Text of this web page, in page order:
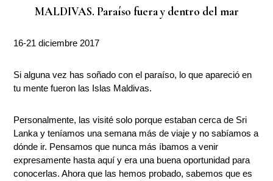
MALDIVAS. Paraíso fuera y dentro del mar
16-21 diciembre 2017
Si alguna vez has soñado con el paraíso, lo que apareció en
tu mente fueron las Islas Maldivas.
Personalmente, las visité solo porque estaban cerca de Sri
Lanka y teníamos una semana más de viaje y no sabíamos a
dónde ir. Pensamos que nunca más íbamos a venir
expresamente hasta aquí y era una buena oportunidad para
conocerlas. Ahora que las hemos probado, sabemos que es